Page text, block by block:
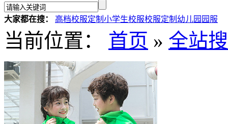
大家都在搜： 高档校服定制 小学生校服校服定制 幼儿园园服
当前位置： 首页 » 全站